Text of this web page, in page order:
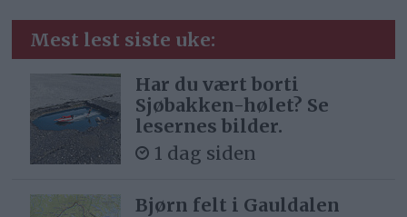
Mest lest siste uke:
Har du vært borti
Sjøbakken-hølet? Se
lesernes bilder.
1 dag siden
Bjørn felt i Gauldalen